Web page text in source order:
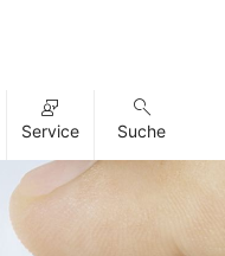
Service Suche